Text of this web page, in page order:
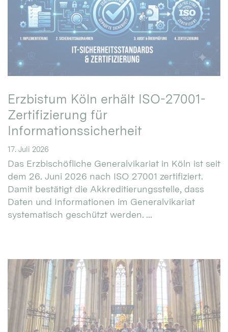
Erzbistum Köln erhält ISO-27001-
Zertifizierung für
Informationssicherheit
17. Juli 2026
Das Erzbischöfliche Generalvikariat in Köln ist seit
dem 26. Juni 2026 nach ISO 27001 zertifiziert.
Damit bestätigt die Akkreditierungsstelle, dass
Daten und Informationen im Generalvikariat
systematisch geschützt werden. ...